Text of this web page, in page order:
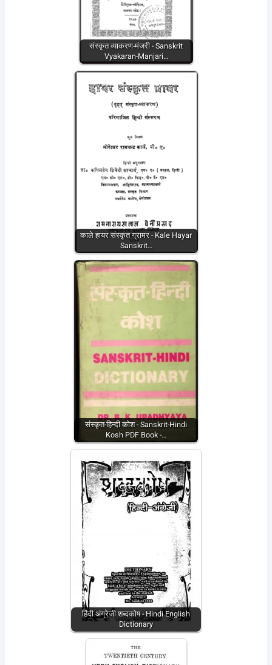
संस्कृत व्याकरण-मंजरी - Sanskrit
Vyakaran-Manjari…
काले हायर संस्कृत ग्रामर - Kale Hayar
Sanskrit…
संस्कृत-हिन्दी कोश - Sanskrit-Hindi
Kosh PDF Book -…
हिंदी अंग्रेजी शब्दकोष - Hindi English
Dictionary